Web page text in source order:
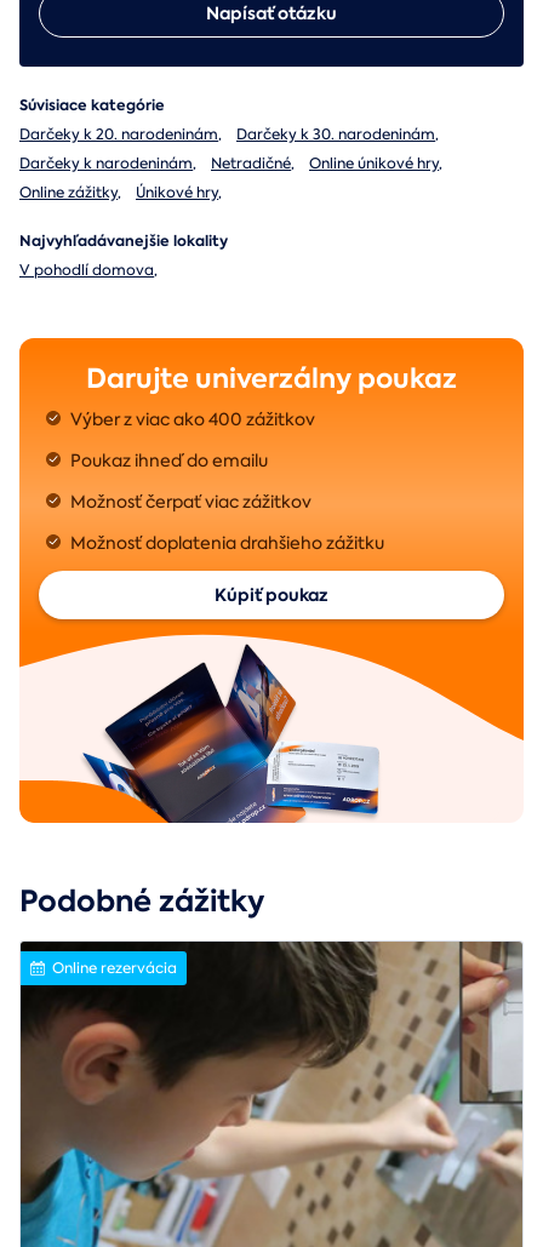
Napísať otázku
Súvisiace kategórie
Darčeky k 20. narodeninám, Darčeky k 30. narodeninám,
Darčeky k narodeninám, Netradičné, Online únikové hry,
Online zážitky, Únikové hry,
Najvyhľadávanejšie lokality
V pohodlí domova,
Darujte univerzálny poukaz
Výber z viac ako 400 zážitkov
Poukaz ihneď do emailu
Možnosť čerpať viac zážitkov
Možnosť doplatenia drahšieho zážitku
Kúpiť poukaz
Podobné zážitky
Online rezervácia